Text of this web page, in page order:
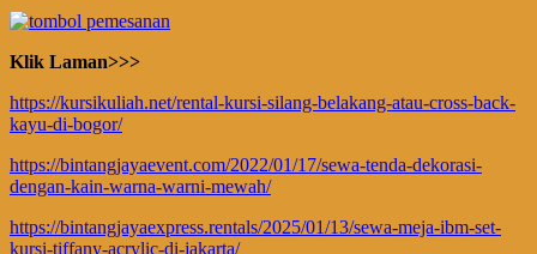
Klik Laman>>>
https://kursikuliah.net/rental-kursi-silang-belakang-atau-cross-back-
kayu-di-bogor/
https://bintangjayaevent.com/2022/01/17/sewa-tenda-dekorasi-
dengan-kain-warna-warni-mewah/
https://bintangjayaexpress.rentals/2025/01/13/sewa-meja-ibm-set-
kursi-tiffany-acrylic-di-jakarta/